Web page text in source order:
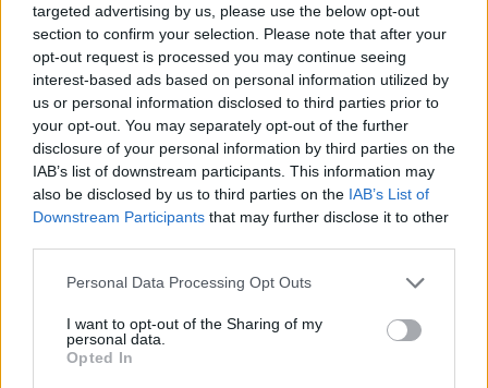
targeted advertising by us, please use the below opt-out
section to confirm your selection. Please note that after your
opt-out request is processed you may continue seeing
interest-based ads based on personal information utilized by
us or personal information disclosed to third parties prior to
your opt-out. You may separately opt-out of the further
disclosure of your personal information by third parties on the
IAB’s list of downstream participants. This information may
also be disclosed by us to third parties on the IAB’s List of
Downstream Participants that may further disclose it to other
Personal Data Processing Opt Outs
I want to opt-out of the Sharing of my
personal data.
Opted In
Megpróbálja behozni tegnapi lemaradását az OTP. A
részvények már 8%-os csökkenésben is jártak a nyitást
követően, de a korábban jelzett 3500 forintos támasz alatt
fordult a bankpapír. A pénteken letört 3850 forint már
ellenállás, e szint felett újra optimisták lehetünk. További
esés várható 3500 forint alatti zárás esetén, első körben
3300 illetve 3000 forint fordíthatja...
KEDVES OLVASÓNK!
A keresett cikk a portfolio.hu hírarchívumához
regisztrációhoz kötött.